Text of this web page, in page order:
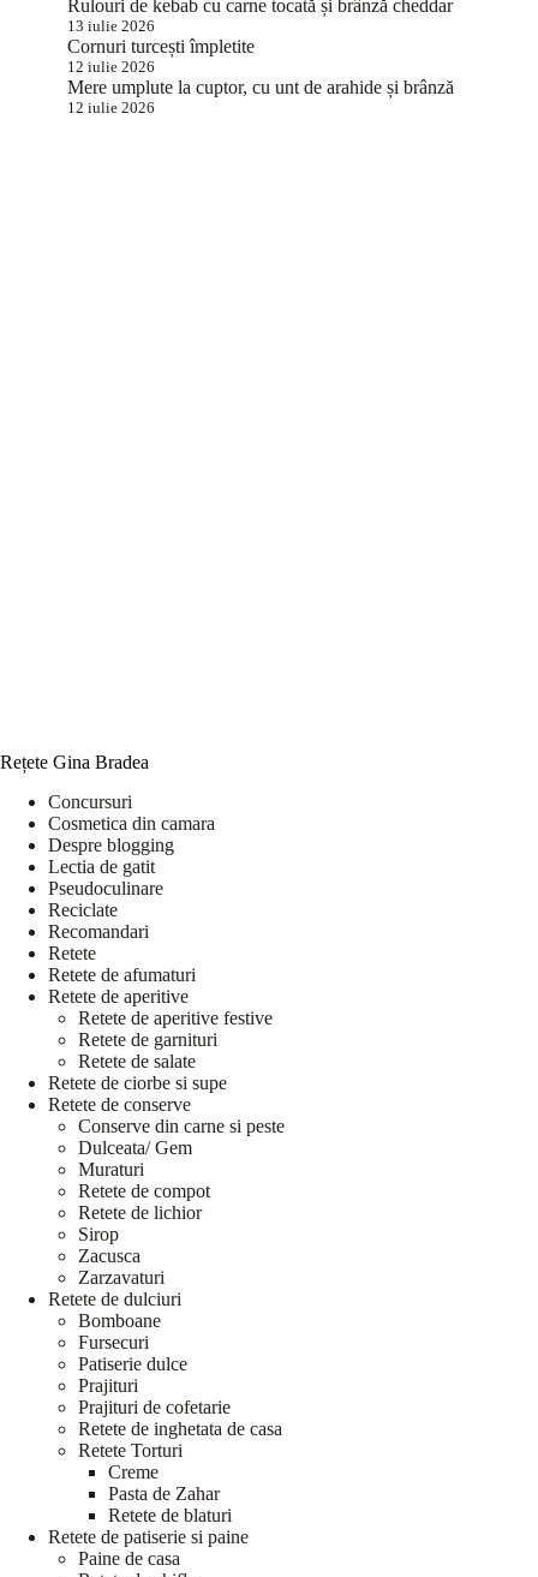
Rulouri de kebab cu carne tocată și brânză cheddar
13 iulie 2026
Cornuri turcești împletite
12 iulie 2026
Mere umplute la cuptor, cu unt de arahide și brânză
12 iulie 2026
Rețete Gina Bradea
Concursuri
Cosmetica din camara
Despre blogging
Lectia de gatit
Pseudoculinare
Reciclate
Recomandari
Retete
Retete de afumaturi
Retete de aperitive
Retete de aperitive festive
Retete de garnituri
Retete de salate
Retete de ciorbe si supe
Retete de conserve
Conserve din carne si peste
Dulceata/ Gem
Muraturi
Retete de compot
Retete de lichior
Sirop
Zacusca
Zarzavaturi
Retete de dulciuri
Bomboane
Fursecuri
Patiserie dulce
Prajituri
Prajituri de cofetarie
Retete de inghetata de casa
Retete Torturi
Creme
Pasta de Zahar
Retete de blaturi
Retete de patiserie si paine
Paine de casa